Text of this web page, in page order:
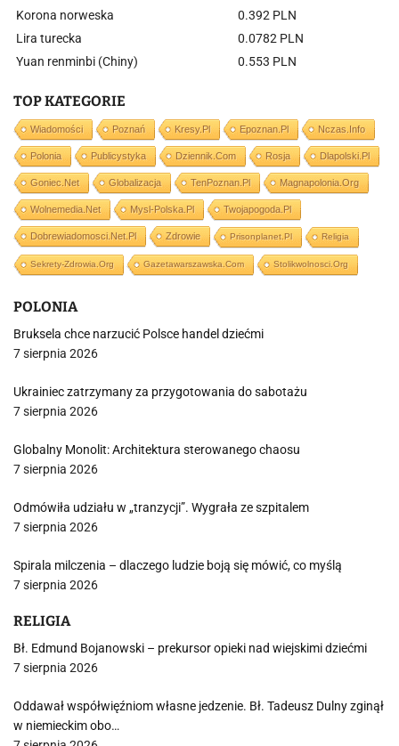
Korona norweska
0.392 PLN
Lira turecka
0.0782 PLN
Yuan renminbi (Chiny)
0.553 PLN
TOP KATEGORIE
Wiadomości Poznań Kresy.pl Epoznan.pl Nczas.info
Polonia Publicystyka Dziennik.com Rosja Dlapolski.pl
Goniec.net Globalizacja TenPoznan.pl Magnapolonia.org
Wolnemedia.net Mysl-Polska.pl Twojapogoda.pl
Dobrewiadomosci.net.pl Zdrowie Prisonplanet.pl Religia
Sekrety-Zdrowia.org Gazetawarszawska.com Stolikwolnosci.org
POLONIA
Bruksela chce narzucić Polsce handel dziećmi
7 sierpnia 2026
Ukrainiec zatrzymany za przygotowania do sabotażu
7 sierpnia 2026
Globalny Monolit: Architektura sterowanego chaosu
7 sierpnia 2026
Odmówiła udziału w „tranzycji”. Wygrała ze szpitalem
7 sierpnia 2026
Spirala milczenia – dlaczego ludzie boją się mówić, co myślą
7 sierpnia 2026
RELIGIA
Bł. Edmund Bojanowski – prekursor opieki nad wiejskimi dziećmi
7 sierpnia 2026
Oddawał współwięźniom własne jedzenie. Bł. Tadeusz Dulny zginął
w niemieckim obo…